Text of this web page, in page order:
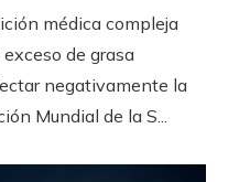
médica compleja
de grasa
negativamente la
Mundial de la S...